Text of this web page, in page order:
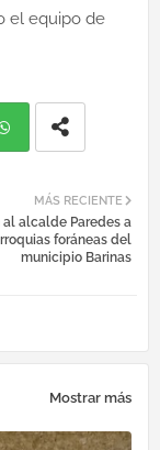
el equipo de
MÁS RECIENTE
al alcalde Paredes a
foráneas del
municipio Barinas
Mostrar más